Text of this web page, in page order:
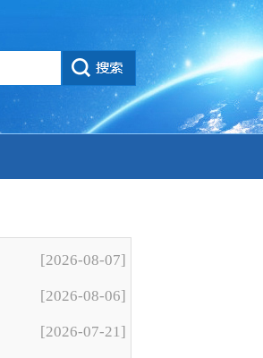
[2026-08-07]
[2026-08-06]
[2026-07-21]